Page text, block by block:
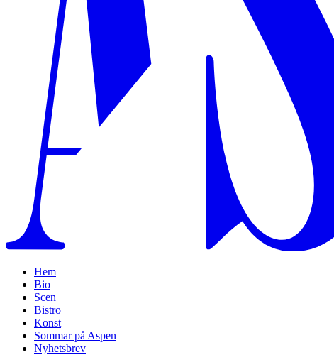
Hem
Bio
Scen
Bistro
Konst
Sommar på Aspen
Nyhetsbrev